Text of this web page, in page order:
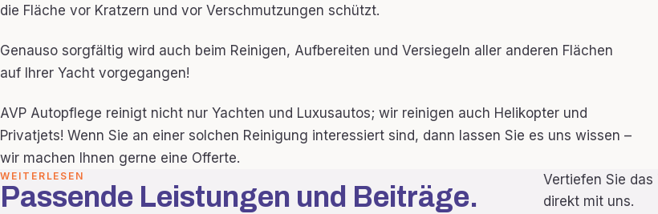
die Fläche vor Kratzern und vor Verschmutzungen schützt.
Genauso sorgfältig wird auch beim Reinigen, Aufbereiten und Versiegeln aller anderen Flächen
auf Ihrer Yacht vorgegangen!
AVP Autopflege reinigt nicht nur Yachten und Luxusautos; wir reinigen auch Helikopter und
Privatjets! Wenn Sie an einer solchen Reinigung interessiert sind, dann lassen Sie es uns wissen –
wir machen Ihnen gerne eine Offerte.
WEITERLESEN
Passende Leistungen und Beiträge.
Vertiefen Sie
direkt mit uns.